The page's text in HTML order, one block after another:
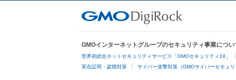
GMOインターネットグループのセキュリティ事業につい
世界初総合ネットセキュリティサービス「GMOセキュリティ24」
実在証明・盗聴対策 サイバー攻撃対策（GMOサイバーセキュリ